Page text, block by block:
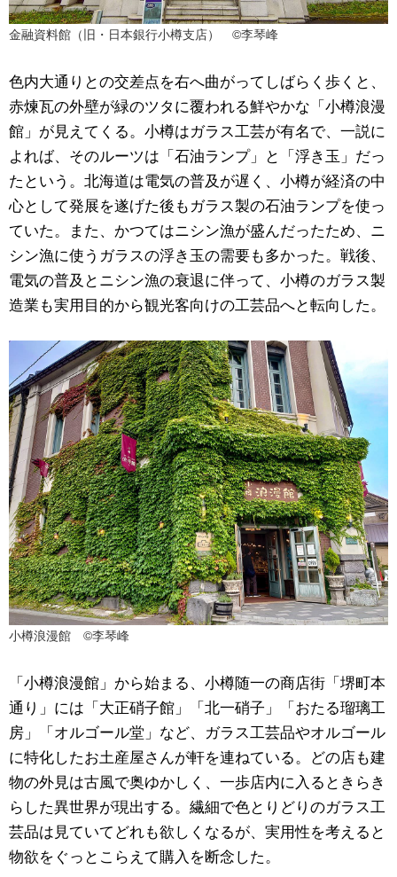
金融資料館（旧・日本銀行小樽支店） ©李琴峰
色内大通りとの交差点を右へ曲がってしばらく歩くと、
赤煉瓦の外壁が緑のツタに覆われる鮮やかな「小樽浪漫
館」が見えてくる。小樽はガラス工芸が有名で、一説に
よれば、そのルーツは「石油ランプ」と「浮き玉」だっ
たという。北海道は電気の普及が遅く、小樽が経済の中
心として発展を遂げた後もガラス製の石油ランプを使っ
ていた。また、かつてはニシン漁が盛んだったため、ニ
シン漁に使うガラスの浮き玉の需要も多かった。戦後、
電気の普及とニシン漁の衰退に伴って、小樽のガラス製
造業も実用目的から観光客向けの工芸品へと転向した。
小樽浪漫館 ©李琴峰
「小樽浪漫館」から始まる、小樽随一の商店街「堺町本
通り」には「大正硝子館」「北一硝子」「おたる瑠璃工
房」「オルゴール堂」など、ガラス工芸品やオルゴール
に特化したお土産屋さんが軒を連ねている。どの店も建
物の外見は古風で奥ゆかしく、一歩店内に入るときらき
らした異世界が現出する。繊細で色とりどりのガラス工
芸品は見ていてどれも欲しくなるが、実用性を考えると
物欲をぐっとこらえて購入を断念した。